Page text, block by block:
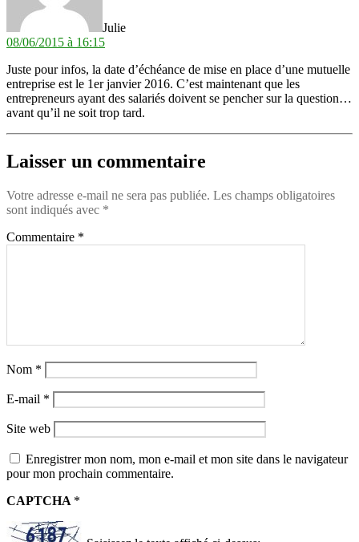
Julie
08/06/2015 à 16:15
Juste pour infos, la date d’échéance de mise en place d’une mutuelle
entreprise est le 1er janvier 2016. C’est maintenant que les
entrepreneurs ayant des salariés doivent se pencher sur la question…
avant qu’il ne soit trop tard.
Laisser un commentaire
Votre adresse e-mail ne sera pas publiée. Les champs obligatoires
sont indiqués avec *
Commentaire *
Nom *
E-mail *
Site web
Enregistrer mon nom, mon e-mail et mon site dans le navigateur
pour mon prochain commentaire.
CAPTCHA *